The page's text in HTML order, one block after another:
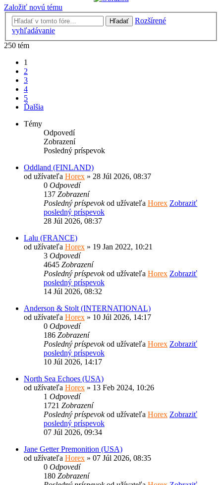
Založiť novú tému
Hľadať
Rozšírené
vyhľadávanie
250 tém
1
2
3
4
5
Ďalšia
Témy
Odpovedí
Zobrazení
Posledný príspevok
Oddland (FINLAND)
od užívateľa Horex » 28 Júl 2026, 08:37
0 Odpovedí
137 Zobrazení
Posledný príspevokod užívateľa Horex Zobraziť
posledný príspevok
28 Júl 2026, 08:37
Lalu (FRANCE)
od užívateľa Horex » 19 Jan 2022, 10:21
3 Odpovedí
4645 Zobrazení
Posledný príspevokod užívateľa Horex Zobraziť
posledný príspevok
14 Júl 2026, 08:32
Anderson & Stolt (INTERNATIONAL)
od užívateľa Horex » 10 Júl 2026, 14:17
0 Odpovedí
186 Zobrazení
Posledný príspevokod užívateľa Horex Zobraziť
posledný príspevok
10 Júl 2026, 14:17
North Sea Echoes (USA)
od užívateľa Horex » 13 Feb 2024, 10:26
1 Odpovedí
1721 Zobrazení
Posledný príspevokod užívateľa Horex Zobraziť
posledný príspevok
07 Júl 2026, 09:34
Jane Getter Premonition (USA)
od užívateľa Horex » 07 Júl 2026, 08:35
0 Odpovedí
180 Zobrazení